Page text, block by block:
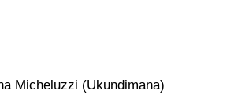
Micheluzzi (Ukundimana)